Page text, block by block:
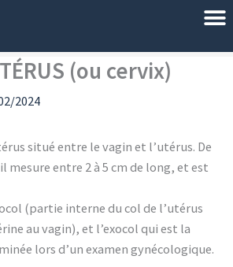
(ou cervix)
2024
situé entre le vagin et l’utérus. De
mesure entre 2 à 5 cm de long, et est
(partie interne du col de l’utérus
au vagin), et l’exocol qui est la
lors d’un examen gynécologique.